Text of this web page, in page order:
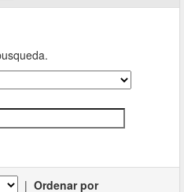
| Ordenar por